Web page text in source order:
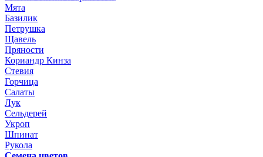
Мята
Базилик
Петрушка
Щавель
Пряности
Кориандр Кинза
Стевия
Горчица
Салаты
Лук
Сельдерей
Укроп
Шпинат
Рукола